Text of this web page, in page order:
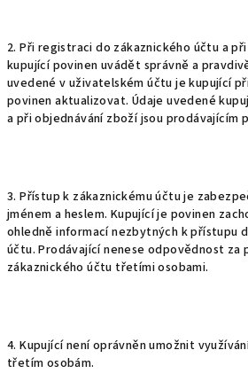
2. Při registraci do zákaznického účtu a
kupující povinen uvádět správně a
uvedené v uživatelském účtu je kupující
povinen aktualizovat. Údaje uvedené
a při objednávání zboží jsou prodávajícím
3. Přístup k zákaznickému účtu je
jménem a heslem. Kupující je povinen
ohledně informací nezbytných k přístupu
účtu. Prodávající nenese odpovědnost za
zákaznického účtu třetími osobami.
4. Kupující není oprávněn umožnit
třetím osobám.